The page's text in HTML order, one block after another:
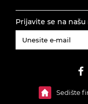
Prijavite se na
Sedište